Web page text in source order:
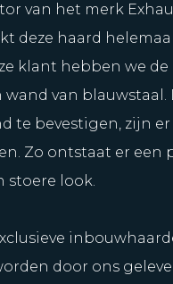
van het merk
deze haard
klant hebben we de
van blauwstaal.
te bevestigen, zijn er
Zo ontstaat er een
stoere look.
door ons